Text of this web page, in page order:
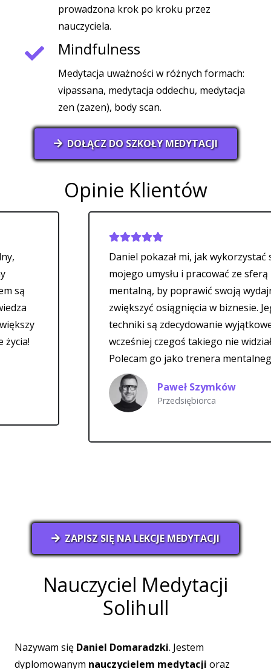
prowadzona krok po kroku przez
nauczyciela.
Mindfulness
Medytacja uważności w różnych formach:
vipassana, medytacja oddechu, medytacja
zen (zazen), body scan.
DOŁĄCZ DO SZKOŁY MEDYTACJI
Opinie Klientów
Daniel pokazał mi, jak wykorzystać siłę
mojego umysłu i pracować ze sferą
mentalną, by poprawić swoją wydajność i
zwiększyć osiągnięcia w biznesie. Jego
techniki są zdecydowanie wyjątkowe – nigdy
wcześniej czegoś takiego nie widziałem.
Polecam go jako trenera mentalnego.
Paweł Szymków
Przedsiębiorca
ZAPISZ SIĘ NA LEKCJE MEDYTACJI
Nauczyciel Medytacji
Solihull
Nazywam się Daniel Domaradzki. Jestem
dyplomowanym nauczycielem medytacji oraz